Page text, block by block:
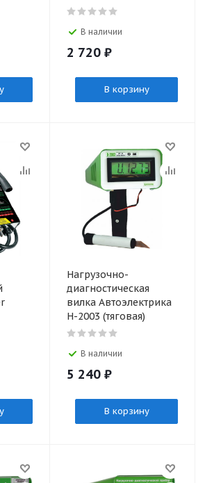
В наличии
2 720 ₽
В корзину
Нагрузочно-
диагностическая
вилка Автоэлектрика
Н-2003 (тяговая)
В наличии
5 240 ₽
В корзину